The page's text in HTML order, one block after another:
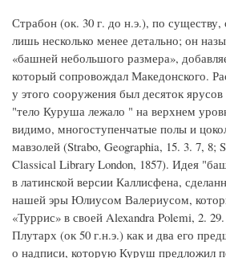
Страбон (ок. 30 г. до н.э.), по
лишь несколько менее детально; он
«башней небольшого размера»,
который сопровождал Македонского.
у этого сооружения был десяток
"тело Куруша лежало " на верхнем
видимо, многоступенчатые полы и
мавзолей (Strabo, Geographia, 15. 3. 7, 8;
Classical Library London, 1857). Идея
в латинской версии Каллисфена,
нашей эры Юлиусом Валериусом,
«Туррис» в своей Alexandra Polemi, 2.
Плутарх (ок 50 г.н.э.) как и два его
о надписи, которую Куруш предложил